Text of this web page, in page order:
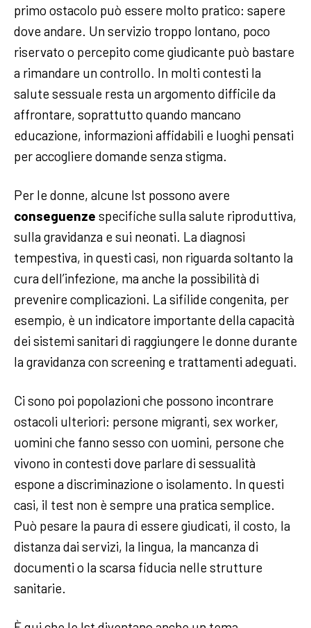
primo ostacolo può essere molto pratico: sapere
dove andare. Un servizio troppo lontano, poco
riservato o percepito come giudicante può bastare
a rimandare un controllo. In molti contesti la
salute sessuale resta un argomento difficile da
affrontare, soprattutto quando mancano
educazione, informazioni affidabili e luoghi pensati
per accogliere domande senza stigma.
Per le donne, alcune Ist possono avere
conseguenze specifiche sulla salute riproduttiva,
sulla gravidanza e sui neonati. La diagnosi
tempestiva, in questi casi, non riguarda soltanto la
cura dell’infezione, ma anche la possibilità di
prevenire complicazioni. La sifilide congenita, per
esempio, è un indicatore importante della capacità
dei sistemi sanitari di raggiungere le donne durante
la gravidanza con screening e trattamenti adeguati.
Ci sono poi popolazioni che possono incontrare
ostacoli ulteriori: persone migranti, sex worker,
uomini che fanno sesso con uomini, persone che
vivono in contesti dove parlare di sessualità
espone a discriminazione o isolamento. In questi
casi, il test non è sempre una pratica semplice.
Può pesare la paura di essere giudicati, il costo, la
distanza dai servizi, la lingua, la mancanza di
documenti o la scarsa fiducia nelle strutture
sanitarie.